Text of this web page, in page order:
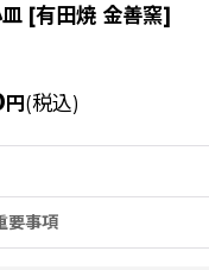
[有田焼 金善窯]
円(税込)
要事項